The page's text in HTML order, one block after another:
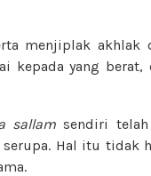
menjiplak akhlak
kepada yang
sallam sendiri
Hal itu tidak